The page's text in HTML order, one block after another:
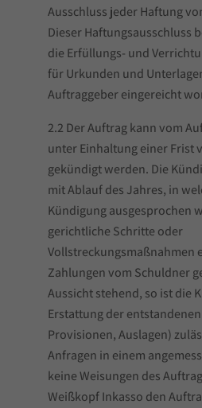
Ausschluss jeder Haftung
Dieser Haftungsausschluss
die Erfüllungs- und
für Urkunden und
Auftraggeber eingereicht
2.2 Der Auftrag kann vom
unter Einhaltung einer Frist
gekündigt werden. Die
mit Ablauf des Jahres, in
Kündigung ausgesprochen
gerichtliche Schritte oder
Vollstreckungsmaßnahmen
Zahlungen vom Schuldner
Aussicht stehend, so ist die
Erstattung der
Provisionen, Auslagen)
Anfragen in einem
keine Weisungen des
Weißkopf Inkasso den